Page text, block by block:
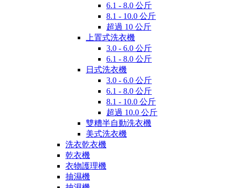
6.1 - 8.0 公斤
8.1 - 10.0 公斤
超過 10 公斤
上置式洗衣機
3.0 - 6.0 公斤
6.1 - 8.0 公斤
日式洗衣機
3.0 - 6.0 公斤
6.1 - 8.0 公斤
8.1 - 10.0 公斤
超過 10.0 公斤
雙糟半自動洗衣機
美式洗衣機
洗衣乾衣機
乾衣機
衣物護理機
抽濕機